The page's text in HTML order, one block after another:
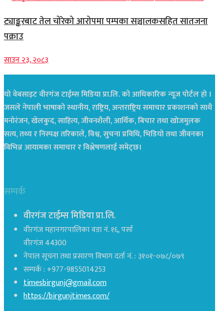
ट्याङ्करबाट तेल चोरेको आरोपमा पम्पका सञ्चालकसहित सातजना
पक्राउ
साउन २३, २०८३
यो वेबसाइट वीरगंज टाईम्स मिडिया प्रा.लि. को आधिकारिक न्यूज पोर्टल हो ।
जसले नेपाली भाषाको स्थानीय, राष्ट्रिय, अन्तराष्ट्रिय समाचार प्रकाशनको साथै
मनोरंजन, खेलकुद, साहित्य, जीवनशैली, आर्थिक, बिचार तथा खोजमुलक
सत्य, तथ्य र निस्पक्ष तरिकाले, विश्व, सुचना प्रविधि, भिडियो तथा जीवनका
विभिन्न आयामका समाचार र विश्लेषणलाई समेट्छ।
सम्पर्क
वीरगंज टाईम्स मिडिया प्रा.लि.
वीरगंज महानगरपालिका वडा नं. १६, पर्सा
वीरगंज 44300
नेपाल सूचना तथा प्रसारण विभाग दर्ता नं. : ३१०१-०७८/०७९
सम्पर्क : +977-9855014253
timesbirgunj@gmail.com
https://birgunjtimes.com/